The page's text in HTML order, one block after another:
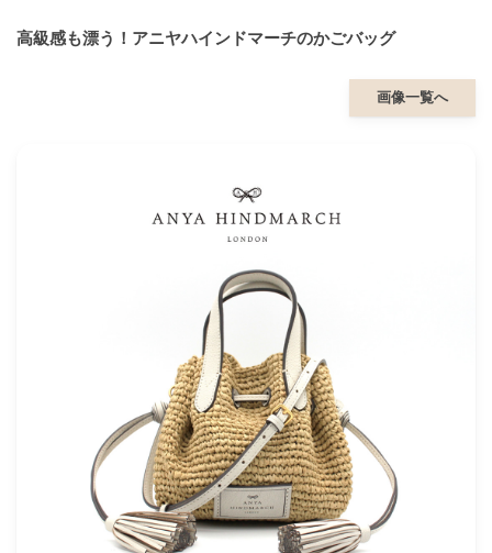
高級感も漂う！アニヤハインドマーチのかごバッグ
画像一覧へ